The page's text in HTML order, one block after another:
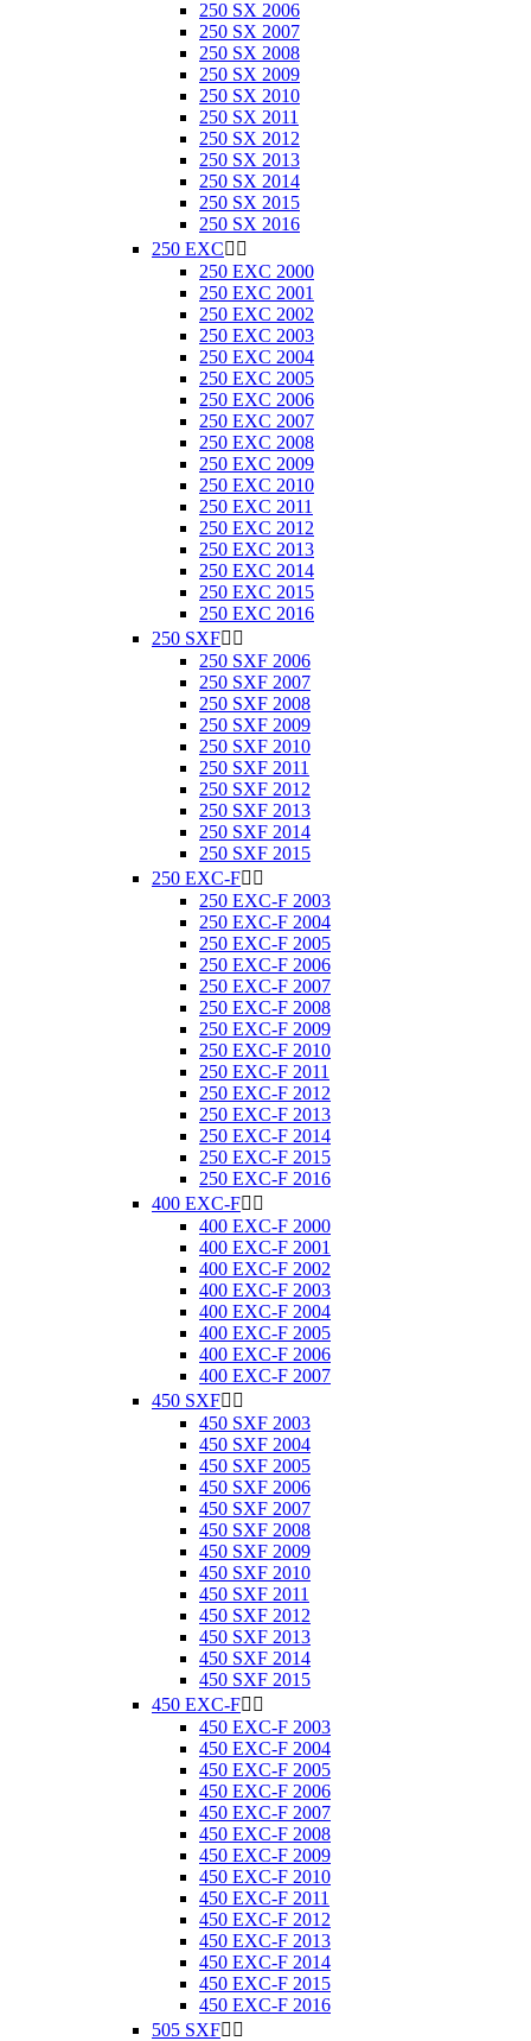
250 SX 2006
250 SX 2007
250 SX 2008
250 SX 2009
250 SX 2010
250 SX 2011
250 SX 2012
250 SX 2013
250 SX 2014
250 SX 2015
250 SX 2016
250 EXC 
250 EXC 2000
250 EXC 2001
250 EXC 2002
250 EXC 2003
250 EXC 2004
250 EXC 2005
250 EXC 2006
250 EXC 2007
250 EXC 2008
250 EXC 2009
250 EXC 2010
250 EXC 2011
250 EXC 2012
250 EXC 2013
250 EXC 2014
250 EXC 2015
250 EXC 2016
250 SXF 
250 SXF 2006
250 SXF 2007
250 SXF 2008
250 SXF 2009
250 SXF 2010
250 SXF 2011
250 SXF 2012
250 SXF 2013
250 SXF 2014
250 SXF 2015
250 EXC-F 
250 EXC-F 2003
250 EXC-F 2004
250 EXC-F 2005
250 EXC-F 2006
250 EXC-F 2007
250 EXC-F 2008
250 EXC-F 2009
250 EXC-F 2010
250 EXC-F 2011
250 EXC-F 2012
250 EXC-F 2013
250 EXC-F 2014
250 EXC-F 2015
250 EXC-F 2016
400 EXC-F 
400 EXC-F 2000
400 EXC-F 2001
400 EXC-F 2002
400 EXC-F 2003
400 EXC-F 2004
400 EXC-F 2005
400 EXC-F 2006
400 EXC-F 2007
450 SXF 
450 SXF 2003
450 SXF 2004
450 SXF 2005
450 SXF 2006
450 SXF 2007
450 SXF 2008
450 SXF 2009
450 SXF 2010
450 SXF 2011
450 SXF 2012
450 SXF 2013
450 SXF 2014
450 SXF 2015
450 EXC-F 
450 EXC-F 2003
450 EXC-F 2004
450 EXC-F 2005
450 EXC-F 2006
450 EXC-F 2007
450 EXC-F 2008
450 EXC-F 2009
450 EXC-F 2010
450 EXC-F 2011
450 EXC-F 2012
450 EXC-F 2013
450 EXC-F 2014
450 EXC-F 2015
450 EXC-F 2016
505 SXF 